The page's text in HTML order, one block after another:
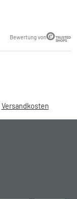
Bewertung von
Versandkosten